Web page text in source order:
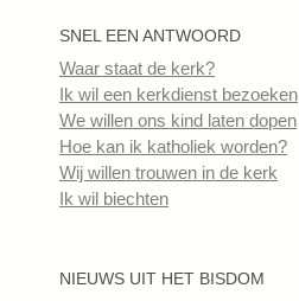
SNEL EEN ANTWOORD
Waar staat de kerk?
Ik wil een kerkdienst bezoeken
We willen ons kind laten dopen
Hoe kan ik katholiek worden?
Wij willen trouwen in de kerk
Ik wil biechten
NIEUWS UIT HET BISDOM